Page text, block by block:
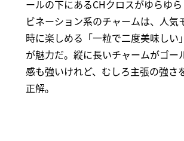
ールの下にあるCHクロスがゆらゆ
ビネーション系のチャームは、人気
時に楽しめる「一粒で二度美味しい
が魅力だ。縦に長いチャームがゴー
感も強いけれど、むしろ主張の強さ
正解。